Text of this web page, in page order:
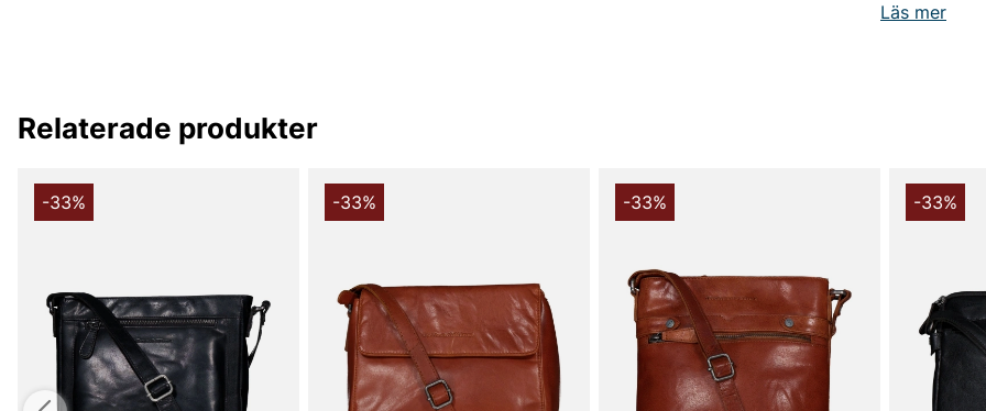
Läs mer
Upptäck
gör det
Tillverkad i
känsla och
den som
passar allt
Tack för
Vingåker.
Relaterade produkter
-33% -33% -33% -33%